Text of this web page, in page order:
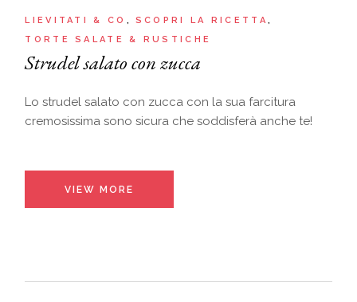
LIEVITATI & CO
SCOPRI LA RICETTA
TORTE SALATE & RUSTICHE
Strudel salato con zucca
Lo strudel salato con zucca con la sua farcitura
cremosissima sono sicura che soddisferà anche te!
VIEW MORE